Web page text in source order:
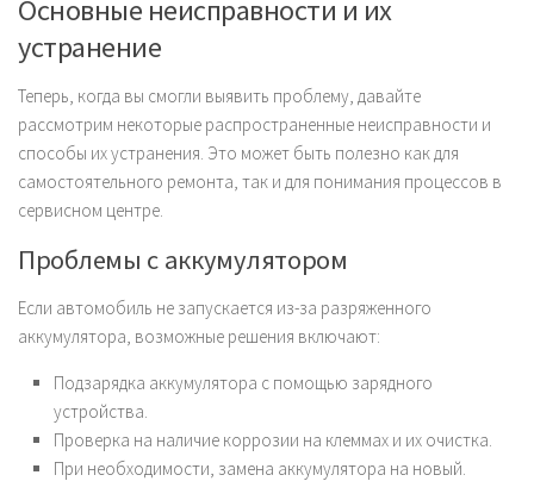
Основные неисправности и их
устранение
Теперь, когда вы смогли выявить проблему, давайте
рассмотрим некоторые распространенные неисправности и
способы их устранения. Это может быть полезно как для
самостоятельного ремонта, так и для понимания процессов в
сервисном центре.
Проблемы с аккумулятором
Если автомобиль не запускается из-за разряженного
аккумулятора, возможные решения включают:
Подзарядка аккумулятора с помощью зарядного
устройства.
Проверка на наличие коррозии на клеммах и их очистка.
При необходимости, замена аккумулятора на новый.